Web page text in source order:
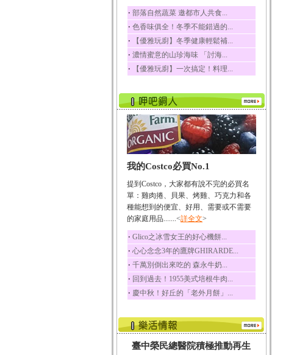
豆豉裡頭含有營養的蛋
白質、脂肪、鈣、磷...
榛果
榛果裡所含的營養素有
蛋白質、脂肪、醣類...
迷迭香
酸、迷迭香酸、植物...
咖啡
咖啡中的咖啡因會刺激
中樞神經系統，特別...
椰子
椰子含有糖類、脂肪、
荔枝
荔枝性質溫和所含的營
養素有醣類、檸檬酸...
五味子
五味子性質溫熱所含營
養成分有揮發油、檸...
草魚
草魚含有維生素A、維生
素C、及豐富的蛋白...
‧ 部落自然蔬菜 邀都市人共食...
‧ 色香味俱全！冬季不能錯過的...
‧ 【優雅玩廚】冬季健康輕鬆補...
‧ 濃情蜜意的山珍海味 「討海...
‧ 【優雅玩廚】一次搞定！料理...
我的Costco必買No.1
提到Costco，大家都有說不完的必買名
單：雞肉捲、貝果、烤雞、巧克力和各
種能想到的便宜、好用、需要或不需要
的家庭用品.......<詳全文>
‧ Glico之冰雪女王的好心機餅...
‧ 心心念念3年的鷹牌GHIRARDE...
‧ 千萬別倒出來吃的 森永牛奶...
‧ 回到過去！1955美式培根牛肉...
‧ 慶中秋！好丘的「老外月餅」...
臺中榮民總醫院積極推動再生